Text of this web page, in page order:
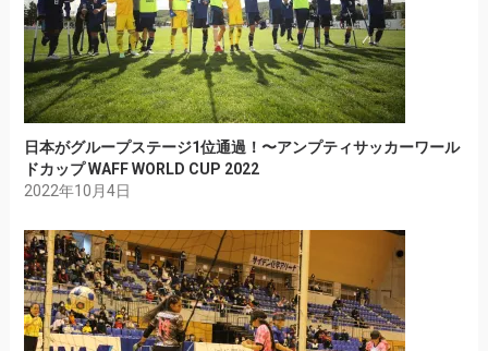
日本がグループステージ1位通過！〜アンプティサッカーワール
ドカップ WAFF WORLD CUP 2022
2022年10月4日